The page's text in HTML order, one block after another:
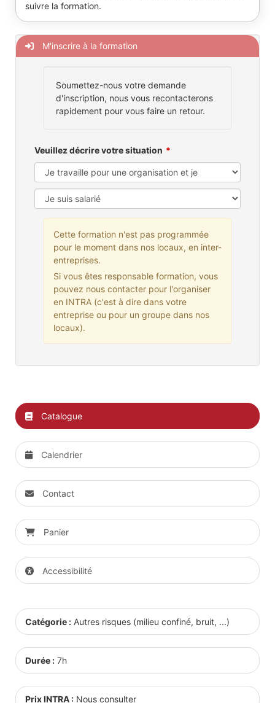
suivre la formation.
M'inscrire à la formation
Soumettez-nous votre demande
d'inscription, nous vous recontacterons
rapidement pour vous faire un retour.
Veuillez décrire votre situation
Cette formation n'est pas programmée
pour le moment dans nos locaux, en inter-
entreprises.
Si vous êtes responsable formation, vous
pouvez nous contacter pour l'organiser
en INTRA (c'est à dire dans votre
entreprise ou pour un groupe dans nos
locaux).
Catalogue
Calendrier
Contact
Panier
Accessibilité
Catégorie : Autres risques (milieu confiné, bruit, ...)
Durée : 7h
Prix INTRA : Nous consulter